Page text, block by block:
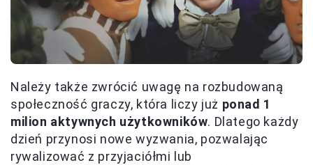
Należy także zwrócić uwagę na rozbudowaną
społeczność graczy, która liczy już ponad 1
milion aktywnych użytkowników. Dlatego każdy
dzień przynosi nowe wyzwania, pozwalając
rywalizować z przyjaciółmi lub